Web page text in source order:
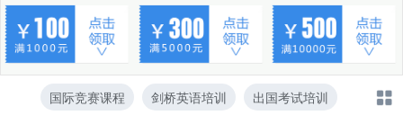
国际竞赛课程 剑桥英语培训 出国考试培训